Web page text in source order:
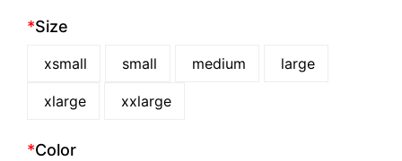
*Size
xsmall small medium large
xlarge xxlarge
*Color